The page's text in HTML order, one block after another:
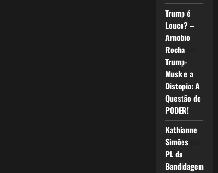
Trump é
Louco? –
Arnobio
Rochaem
Trump-
Musk e a
Distopia: A
Questão do
PODER!
Kathianne
Simõesem
PL da
Bandidagem